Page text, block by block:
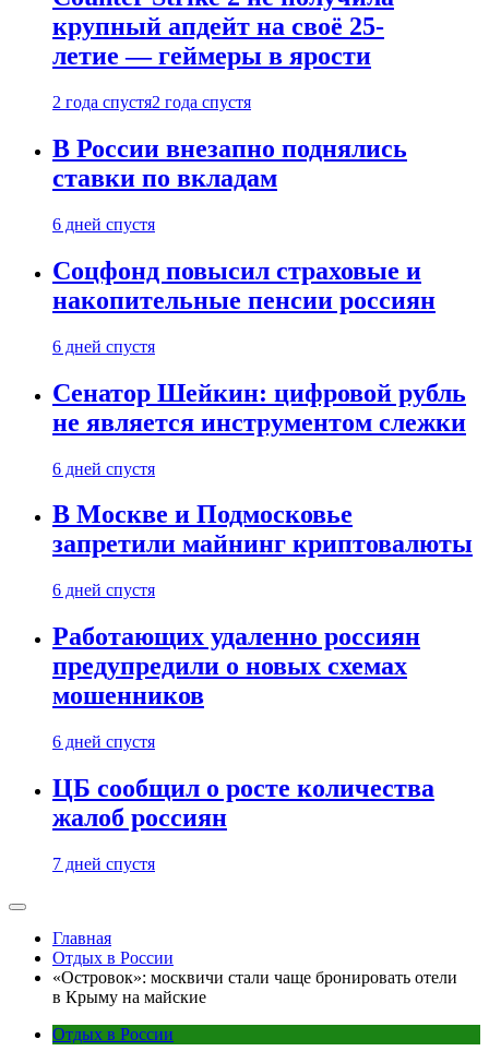
крупный апдейт на своё 25-
летие — геймеры в ярости
2 года спустя2 года спустя
В России внезапно поднялись
ставки по вкладам
6 дней спустя
Соцфонд повысил страховые и
накопительные пенсии россиян
6 дней спустя
Сенатор Шейкин: цифровой рубль
не является инструментом слежки
6 дней спустя
В Москве и Подмосковье
запретили майнинг криптовалюты
6 дней спустя
Работающих удаленно россиян
предупредили о новых схемах
мошенников
6 дней спустя
ЦБ сообщил о росте количества
жалоб россиян
7 дней спустя
Главная
Отдых в России
«Островок»: москвичи стали чаще бронировать отели
в Крыму на майские
Отдых в России